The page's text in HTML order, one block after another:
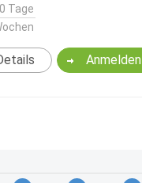
Tage
Anmelden